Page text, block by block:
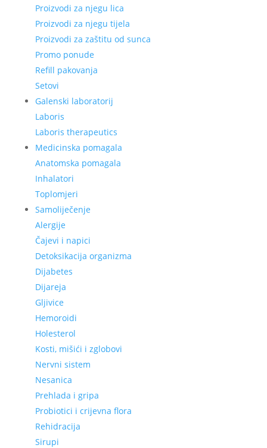
Proizvodi za njegu lica
Proizvodi za njegu tijela
Proizvodi za zaštitu od sunca
Promo ponude
Refill pakovanja
Setovi
Galenski laboratorij
Laboris
Laboris therapeutics
Medicinska pomagala
Anatomska pomagala
Inhalatori
Toplomjeri
Samoliječenje
Alergije
Čajevi i napici
Detoksikacija organizma
Dijabetes
Dijareja
Gljivice
Hemoroidi
Holesterol
Kosti, mišići i zglobovi
Nervni sistem
Nesanica
Prehlada i gripa
Probiotici i crijevna flora
Rehidracija
Sirupi